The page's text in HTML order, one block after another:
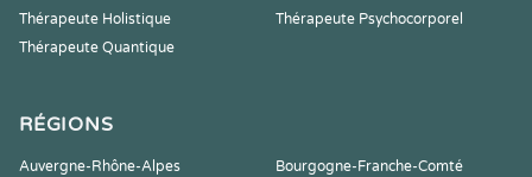
Thérapeute Holistique
Thérapeute Psychocorporel
Thérapeute Quantique
RÉGIONS
Auvergne-Rhône-Alpes
Bourgogne-Franche-Comté